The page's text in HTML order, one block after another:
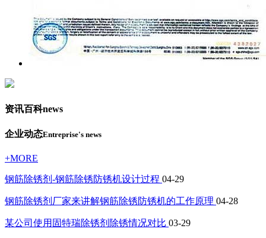
资讯百科news
企业动态Entreprise's news
+MORE
钢筋除锈剂-钢筋除锈防锈机设计过程 04-29
钢筋除锈剂厂家来讲解钢筋除锈防锈机的工作原理 04-28
某公司使用固特瑞除锈剂除锈情况对比 03-29